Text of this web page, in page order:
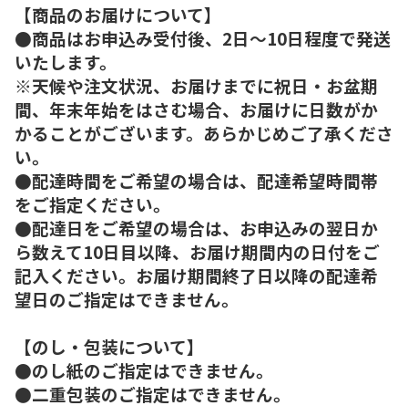
【商品のお届けについて】
●商品はお申込み受付後、2日～10日程度で発送
いたします。
※天候や注文状況、お届けまでに祝日・お盆期
間、年末年始をはさむ場合、お届けに日数がか
かることがございます。あらかじめご了承くださ
い。
●配達時間をご希望の場合は、配達希望時間帯
をご指定ください。
●配達日をご希望の場合は、お申込みの翌日か
ら数えて10日目以降、お届け期間内の日付をご
記入ください。お届け期間終了日以降の配達希
望日のご指定はできません。
【のし・包装について】
●のし紙のご指定はできません。
●二重包装のご指定はできません。